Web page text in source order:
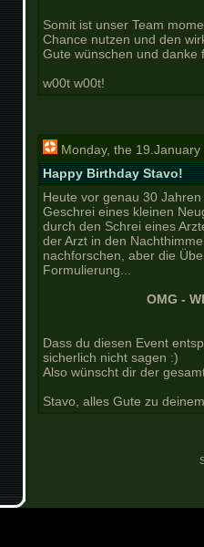
Somit ist unser Team
Chance nutzen und den
Gute wünschen und danke
w00t w00t!
Monday, the
Happy Birthday Stavo!
Heute vor genau 30
Geschrei eines kleinen
durch den Schrei eines
der Arzt in den
nachforschen, aber die
Formulierung...
OMG -
Dass du diesen Event
sicherlich nicht sagen :)
Also wünscht dir der
Stavo, alles Gute zu